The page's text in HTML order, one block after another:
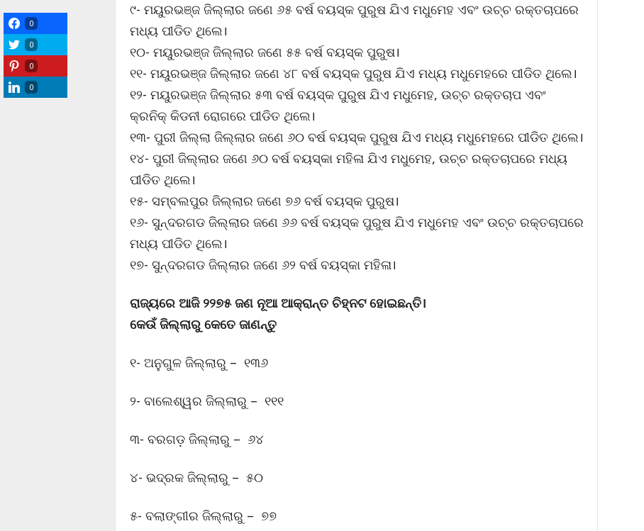
୯- ମୟୁରଭଞ୍ଜ ଜିଲ୍ଲାର ଜଣେ ୬୫ ବର୍ଷ ବୟସ୍କ ପୁରୁଷ ଯିଏ ମଧୁମେହ ଏବଂ ଉଚ୍ଚ ରକ୍ତଚାପରେ
ମଧ୍ୟ ପୀଡିତ ଥିଲେ।
୧୦- ମୟୁରଭଞ୍ଜ ଜିଲ୍ଲାର ଜଣେ ୫୫ ବର୍ଷ ବୟସ୍କ ପୁରୁଷ।
୧୧- ମୟୁରଭଞ୍ଜ ଜିଲ୍ଲାର ଜଣେ ୪୮ ବର୍ଷ ବୟସ୍କ ପୁରୁଷ ଯିଏ ମଧ୍ୟ ମଧୁମେହରେ ପୀଡିତ ଥିଲେ।
୧୨- ମୟୁରଭଞ୍ଜ ଜିଲ୍ଲାର ୫୩ ବର୍ଷ ବୟସ୍କ ପୁରୁଷ ଯିଏ ମଧୁମେହ, ଉଚ୍ଚ ରକ୍ତଚାପ ଏବଂ
କ୍ରନିକ୍ କିଡନୀ ରୋଗରେ ପୀଡିତ ଥିଲେ।
୧୩- ପୁରୀ ଜିଲ୍ଲା ଜିଲ୍ଲାର ଜଣେ ୬୦ ବର୍ଷ ବୟସ୍କ ପୁରୁଷ ଯିଏ ମଧ୍ୟ ମଧୁମେହରେ ପୀଡିତ ଥିଲେ।
୧୪- ପୁରୀ ଜିଲ୍ଲାର ଜଣେ ୬୦ ବର୍ଷ ବୟସ୍କା ମହିଳା ଯିଏ ମଧୁମେହ, ଉଚ୍ଚ ରକ୍ତଚାପରେ ମଧ୍ୟ
ପୀଡିତ ଥିଲେ।
୧୫- ସମ୍ବଲପୁର ଜିଲ୍ଲାର ଜଣେ ୭୬ ବର୍ଷ ବୟସ୍କ ପୁରୁଷ।
୧୬- ସୁନ୍ଦରଗଡ ଜିଲ୍ଲାର ଜଣେ ୬୬ ବର୍ଷ ବୟସ୍କ ପୁରୁଷ ଯିଏ ମଧୁମେହ ଏବଂ ଉଚ୍ଚ ରକ୍ତଚାପରେ
ମଧ୍ୟ ପୀଡିତ ଥିଲେ।
୧୭- ସୁନ୍ଦରଗଡ ଜିଲ୍ଲାର ଜଣେ ୬୨ ବର୍ଷ ବୟସ୍କା ମହିଳା।
ରାଜ୍ୟରେ ଆଜି ୨୨୭୫ ଜଣ ନୂଆ ଆକ୍ରାନ୍ତ ଚିହ୍ନଟ ହୋଇଛନ୍ତି।
କେଉଁ ଜିଲ୍ଲାରୁ କେତେ ଜାଣନ୍ତୁ
୧- ଅନୁଗୁଳ ଜିଲ୍ଲାରୁ – ୧୩୬
୨- ବାଲେଶ୍ୱର ଜିଲ୍ଲାରୁ – ୧୧୧
୩- ବରଗଡ଼ ଜିଲ୍ଲାରୁ – ୬୪
୪- ଭଦ୍ରକ ଜିଲ୍ଲାରୁ – ୫୦
୫- ବଲାଙ୍ଗୀର ଜିଲ୍ଲାରୁ – ୭୭
0
0
0
0